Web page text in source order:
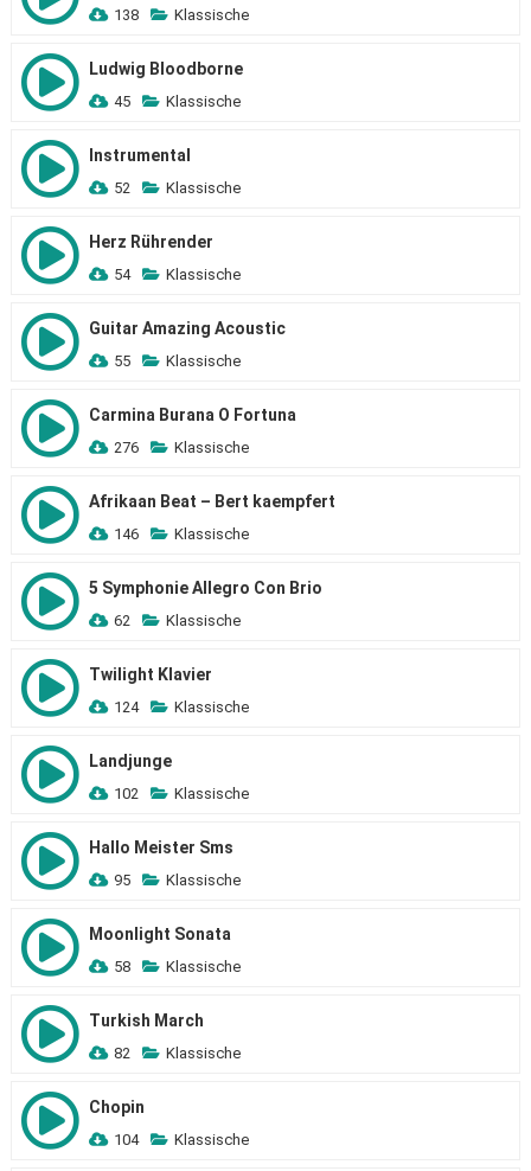
138 Klassische
Ludwig Bloodborne
45 Klassische
Instrumental
52 Klassische
Herz Rührender
54 Klassische
Guitar Amazing Acoustic
55 Klassische
Carmina Burana O Fortuna
276 Klassische
Afrikaan Beat – Bert kaempfert
146 Klassische
5 Symphonie Allegro Con Brio
62 Klassische
Twilight Klavier
124 Klassische
Landjunge
102 Klassische
Hallo Meister Sms
95 Klassische
Moonlight Sonata
58 Klassische
Turkish March
82 Klassische
Chopin
104 Klassische